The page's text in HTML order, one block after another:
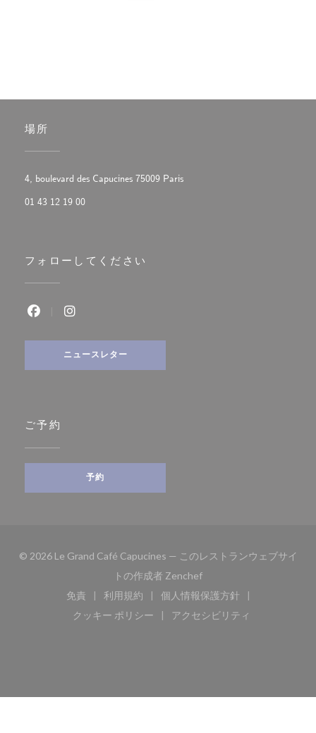
場所
4, boulevard des Capucines 75009 Paris((新しいウィンドウで開きま
01 43 12 19 00
フォローしてください
Facebook ((新しいウィンドウで開きます))
ニュースレター
ご予約
予約
© 2026 Le Grand Café Capucines — このレストランウェブサイ
トの作成者 Zenchef((新しいウィンドウで開
免責
((新しいウィンドウで開きます))
利用規約
((新しいウィンドウで開きます))
個人情報保護方針
((新しいウィンドウで開
クッキー ポリシー
((新しいウィンドウで開きます))
アクセシビリティ
((新しいウィンドウで